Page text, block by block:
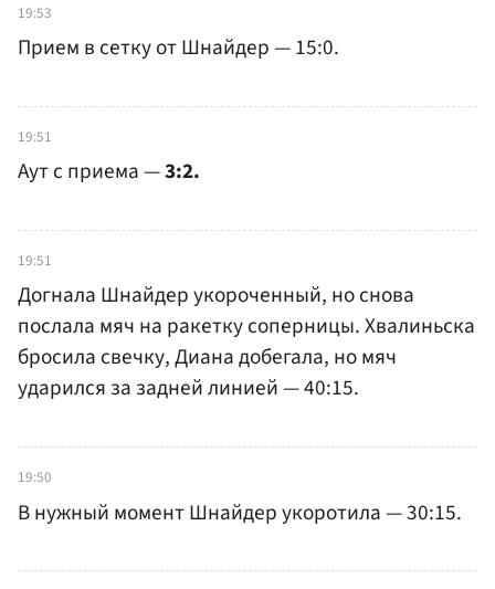
19:53
Прием в сетку от Шнайдер — 15:0.
19:51
Аут с приема —3:2.
19:51
Догнала Шнайдер укороченный, но снова
послала мяч на ракетку соперницы. Хвалиньска
бросила свечку, Диана добегала, но мяч
ударился за задней линией — 40:15.
19:50
В нужный момент Шнайдер укоротила — 30:15.